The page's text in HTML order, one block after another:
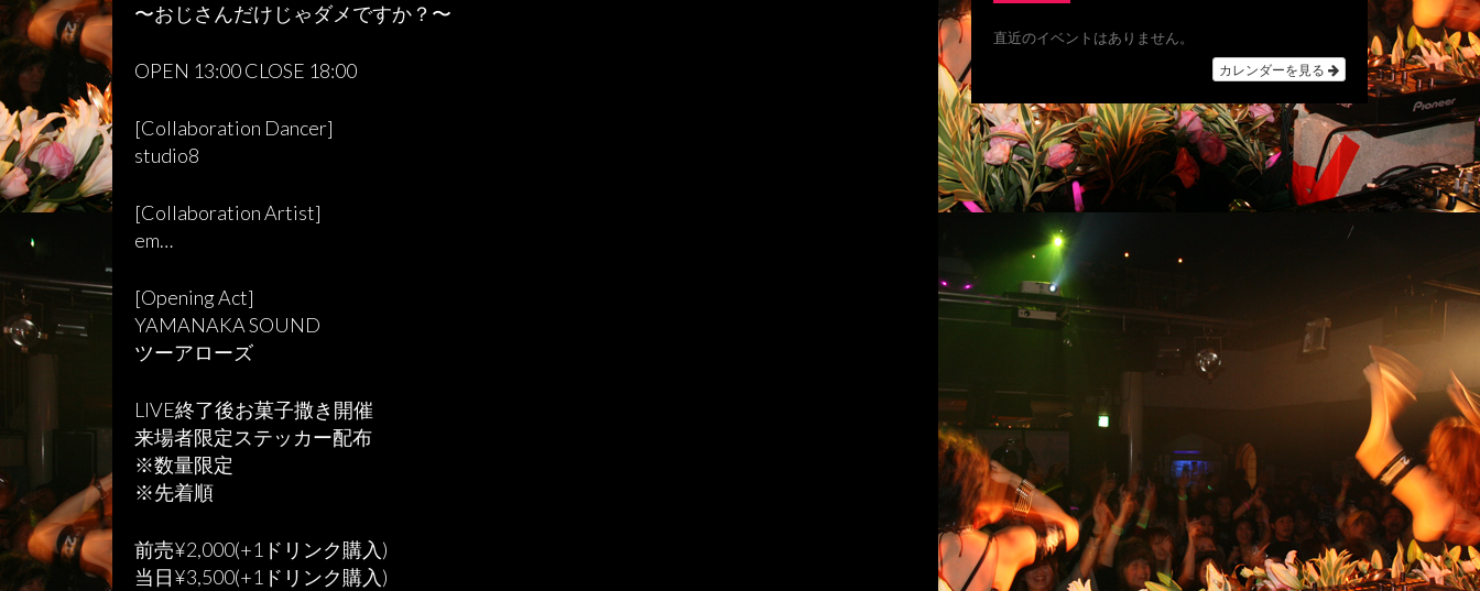
〜おじさんだけじゃダメですか？〜
OPEN 13:00 CLOSE 18:00
[Collaboration Dancer]
studio8
[Collaboration Artist]
em…
[Opening Act]
YAMANAKA SOUND
ツーアローズ
LIVE終了後お菓子撒き開催
来場者限定ステッカー配布
※数量限定
※先着順
前売¥2,000(+1ドリンク購入)
当日¥3,500(+1ドリンク購入)
直近のイベントはありません。
カレンダーを見る